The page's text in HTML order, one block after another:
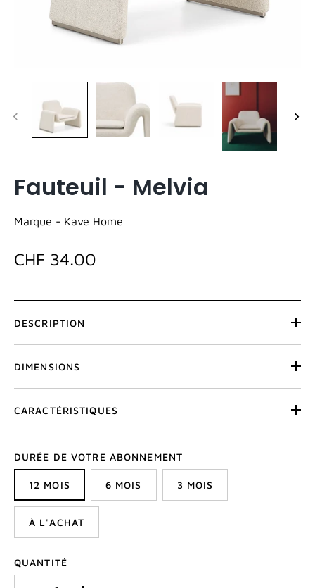
Fauteuil - Melvia
Marque - Kave Home
CHF 34.00
DESCRIPTION
DIMENSIONS
CARACTÉRISTIQUES
DURÉE DE VOTRE ABONNEMENT
12 MOIS 6 MOIS 3 MOIS
À L'ACHAT
QUANTITÉ